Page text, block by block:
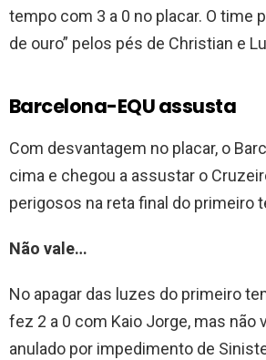
tempo com 3 a 0 no placar. O time
de ouro” pelos pés de Christian e
Barcelona-EQU assusta
Com desvantagem no placar, o
cima e chegou a assustar o
perigosos na reta final do primeiro
Não vale…
No apagar das luzes do primeiro
fez 2 a 0 com Kaio Jorge, mas não
anulado por impedimento de